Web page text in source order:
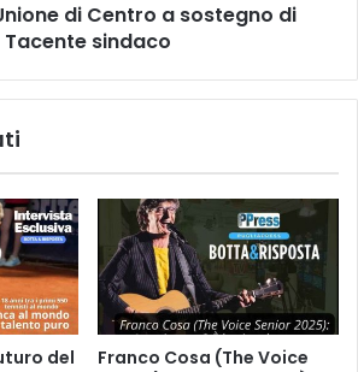
di Centro a sostegno di
Tacente sindaco
del
Franco Cosa (The Voice